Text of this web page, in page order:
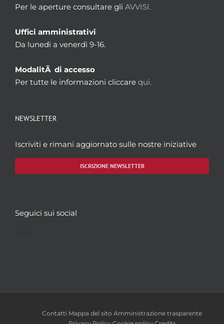
Per le aperture consultare gli AVVISI.
Uffici amministrativi
Da lunedì a venerdì 9-16.
ModalitÃ di accesso
Per tutte le informazioni cliccare qui.
NEWSLETTER
Iscriviti e rimani aggiornato sulle nostre iniziative
ISCRIZIONE NEWSLETTER
Seguici sui social
Contatti Mappa del sito Amministrazione trasparente